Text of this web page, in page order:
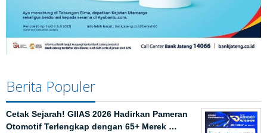
Berita Populer
Cetak Sejarah! GIIAS 2026 Hadirkan Pameran
Otomotif Terlengkap dengan 65+ Merek …